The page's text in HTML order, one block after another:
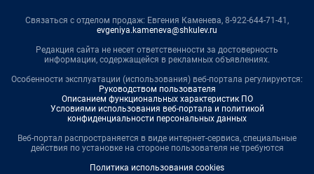
Связаться с отделом продаж: Евгения Каменева, 8-922-644-71-41,
evgeniya.kameneva@shkulev.ru
Редакция сайта не несет ответственности за достоверность
информации, содержащейся в рекламных объявлениях.
Особенности эксплуатации (использования) веб-портала регулируются:
Руководством пользователя
Описанием функциональных характеристик ПО
Условиями использования веб-портала и политикой
конфиденциальности персональных данных
Веб-портал распространяется в виде интернет-сервиса, специальные
действия по установке на стороне пользователя не требуются
Политика использования cookies